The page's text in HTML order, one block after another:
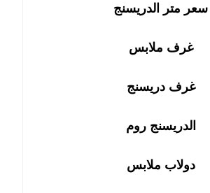
سعر متر الدريسنج
غرف ملابس
غرف دريسنج
الدريسنج روم
دولاب ملابس